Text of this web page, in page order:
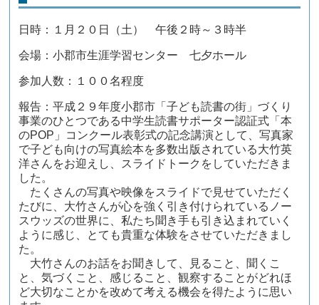
日時：１月２０日（土） 午後２時～３時半
会場：小郡市生涯学習センター 七夕ホール
参加人数：１００名程度
報告：平成２９年度小郡市「子ども読書の街」づくり
事業のひとつである中学生読書サポーター認証式「本
のPOP」コンクール表彰式の記念講演として、写真家
で子ども向けの写真絵本を多数出版されている大竹英
洋さんをお迎えし、スライドトークをしていただきま
した。
たくさんの写真や映像をスライドで見せていただく
たびに、大竹さんが心を強く引き付けられているノー
スウッズの世界に、私たち聞き手も引き込まれていく
ように感じ、とても貴重な体験をさせていただきまし
た。
大竹さんのお話をお聞きして、見ること、聞くこ
と、気づくこと、感じること、観察することがどれほ
ど大切なことかを改めて考える機会を得たように思い